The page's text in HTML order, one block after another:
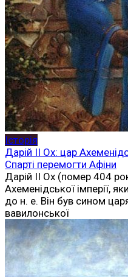
Історія
Дарій II Ох: цар
Спарті перемогти Афіни
Дарій II Ох (помер 404
Ахеменідської імперії,
до н. е. Він був сином
вавилонської